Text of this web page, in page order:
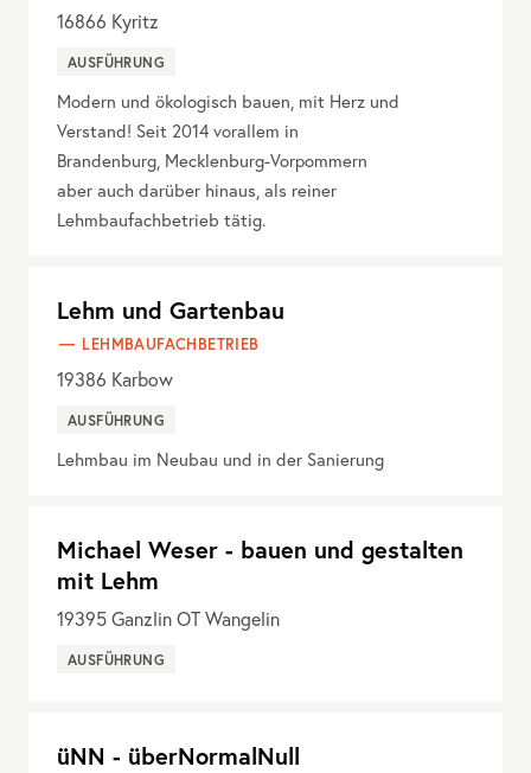
16866 Kyritz
AUSFÜHRUNG
Modern und ökologisch bauen, mit Herz und
Verstand! Seit 2014 vorallem in
Brandenburg, Mecklenburg-Vorpommern
aber auch darüber hinaus, als reiner
Lehmbaufachbetrieb tätig.
Lehm und Gartenbau
LEHMBAUFACHBETRIEB
19386 Karbow
AUSFÜHRUNG
Lehmbau im Neubau und in der Sanierung
Michael Weser - bauen und gestalten
mit Lehm
19395 Ganzlin OT Wangelin
AUSFÜHRUNG
üNN - überNormalNull